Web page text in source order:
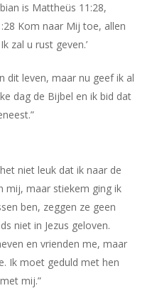
is Mattheüs 11:28,
Kom naar Mij toe, allen
zal u rust geven.’
dit leven, maar nu geef ik al
dag de Bijbel en ik bid dat
niet leuk dat ik naar de
mij, maar stiekem ging ik
ben, zeggen ze geen
niet in Jezus geloven.
en vrienden me, maar
Ik moet geduld met hen
mij.”